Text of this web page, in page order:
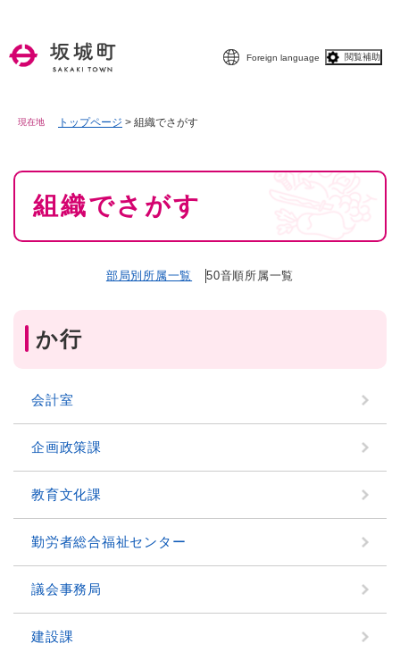
Foreign language 閲覧補助
現在地 トップページ > 組織でさがす
本
組織でさがす
部局別所属一覧 50音順所属一覧
か行
会計室
企画政策課
教育文化課
勤労者総合福祉センター
議会事務局
建設課